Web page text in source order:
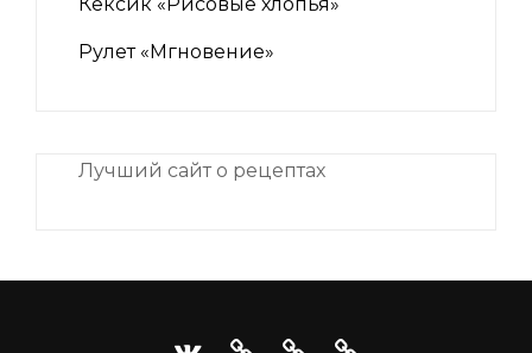
Рулет «Мгновение»
Лучший сайт о рецептах